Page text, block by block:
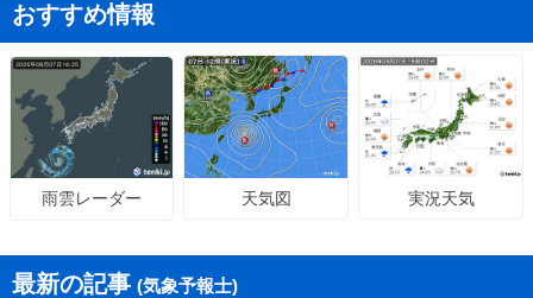
おすすめ情報
雨雲レーダー 天気図 実況天気
最新の記事 (気象予報士)